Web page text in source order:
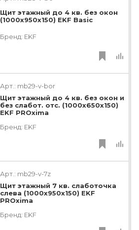
Щит этажный до 4 кв. без окон
(1000х950х150) EKF Basic
Бренд: EKF
Арт.: mb29-v-bor
Щит этажный до 4 кв. без окон и
без слабот. отс. (1000х650х150)
EKF PROxima
Бренд: EKF
Арт.: mb29-v-7z
Щит этажный 7 кв. слаботочка
слева (1000х950х150) EKF
PROxima
Бренд: EKF